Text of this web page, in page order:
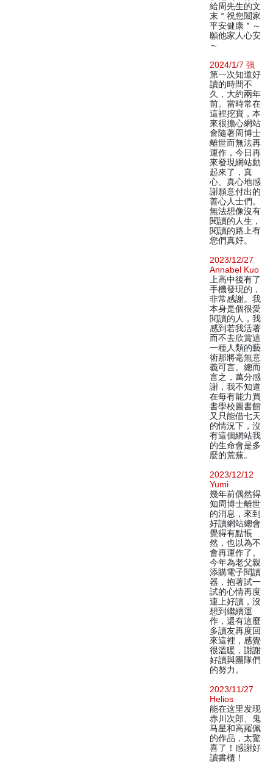
給周先生的文
末＂祝您闔家
平安健康＂～
願他家人心安
～
2024/1/7 強
第一次知道好
讀的時間不
久，大約兩年
前。當時常在
這裡挖寶，本
來很擔心網站
會隨著周博士
離世而無法再
運作，今日再
來發現網站動
起來了，真
心、真心地感
謝願意付出的
善心人士們。
無法想像沒有
閱讀的人生，
閱讀的路上有
您們真好。
2023/12/27
Annabel Kuo
上高中後有了
手機發現的，
非常感謝。我
本身是個很愛
閱讀的人，我
感到若我活著
而不去欣賞這
一種人類的藝
術那將毫無意
義可言。總而
言之，萬分感
謝，我不知道
在每有能力買
書學校圖書館
又只能借七天
的情況下，沒
有這個網站我
的生命會是多
麼的荒蕪。
2023/12/12
Yumi
幾年前偶然得
知周博士離世
的消息，來到
好讀網站總會
覺得有點悵
然，也以為不
會再運作了。
今年為老父親
添購電子閱讀
器，抱著試一
試的心情再度
連上好讀，沒
想到繼續運
作，還有這麼
多讀友再度回
來這裡，感覺
很溫暖，謝謝
好讀與團隊們
的努力。
2023/11/27
Helios
能在这里发现
赤川次郎、鬼
马星和高羅佩
的作品，太驚
喜了！感謝好
讀書櫃！